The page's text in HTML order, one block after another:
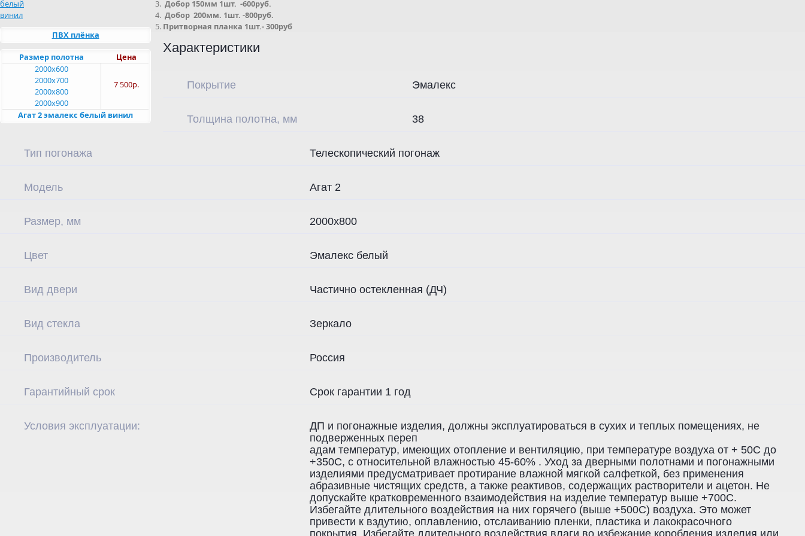
ПВХ плёнка
Цена
Размер полотна
7 500р.
2000x600
2000x700
2000x800
2000x900
Агат 2 эмалекс белый винил
Добор 150мм 1шт. -600руб.
Добор 200мм. 1шт. -800руб.
Притворная планка 1шт.- 300руб
Характеристики
Покрытие Эмалекс
Толщина полотна, мм 38
Тип погонажа Телескопический погонаж
Модель Агат 2
Размер, мм 2000х800
Цвет Эмалекс белый
Вид двери Частично остекленная (ДЧ)
Вид стекла Зеркало
Производитель Россия
Гарантийный срок Срок гарантии 1 год
Условия эксплуатации:
ДП и погонажные изделия, должны эксплуатироваться в сухих и теплых помещениях, не
подверженных переп
адам температур, имеющих отопление и вентиляцию, при температуре воздуха от + 50С до
+350С, с относительной влажностью 45-60% . Уход за дверными полотнами и погонажными
изделиями предусматривает протирание влажной мягкой салфеткой, без применения
абразивные чистящих средств, а также реактивов, содержащих растворители и ацетон. Не
допускайте кратковременного взаимодействия на изделие температур выше +700С.
Избегайте длительного воздействия на них горячего (выше +500С) воздуха. Это может
привести к вздутию, оплавлению, отслаиванию пленки, пластика и лакокрасочного
покрытия. Избегайте длительного воздействия влаги во избежание коробления изделия или